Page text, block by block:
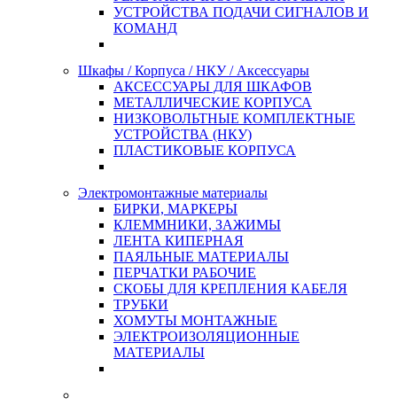
УСТРОЙСТВА ПОДАЧИ СИГНАЛОВ И
КОМАНД
Шкафы / Корпуса / НКУ / Аксессуары
АКСЕССУАРЫ ДЛЯ ШКАФОВ
МЕТАЛЛИЧЕСКИЕ КОРПУСА
НИЗКОВОЛЬТНЫЕ КОМПЛЕКТНЫЕ
УСТРОЙСТВА (НКУ)
ПЛАСТИКОВЫЕ КОРПУСА
Электромонтажные материалы
БИРКИ, МАРКЕРЫ
КЛЕММНИКИ, ЗАЖИМЫ
ЛЕНТА КИПЕРНАЯ
ПАЯЛЬНЫЕ МАТЕРИАЛЫ
ПЕРЧАТКИ РАБОЧИЕ
СКОБЫ ДЛЯ КРЕПЛЕНИЯ КАБЕЛЯ
ТРУБКИ
ХОМУТЫ МОНТАЖНЫЕ
ЭЛЕКТРОИЗОЛЯЦИОННЫЕ
МАТЕРИАЛЫ